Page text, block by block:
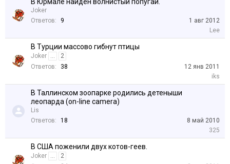
Joker
Ответов:
9
1 авг 2012
Lee
В Турции массово гибнут птицы
Joker ...
2
Ответов:
38
12 янв 2011
iks
В Таллинском зоопарке родились детеныши
леопарда (on-line camera)
Lis
Ответов:
18
8 май 2010
325
В США поженили двух котов-геев.
Joker ...
2